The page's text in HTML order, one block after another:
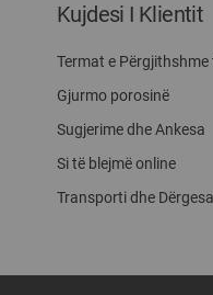
Kujdesi I Klientit
Termat e Përgjithshme
Gjurmo porosinë
Sugjerime dhe Ankesa
Si të blejmë online
Transporti dhe Dërgesa